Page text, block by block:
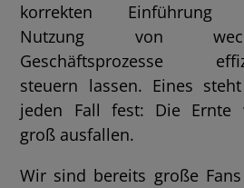
korrekten Einführung
Nutzung von
Geschäftsprozesse
steuern lassen. Eines
jeden Fall fest: Die Ernte
groß ausfallen.
Wir sind bereits große